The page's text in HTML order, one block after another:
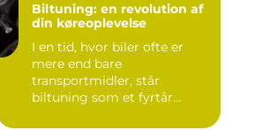
Biltuning: en revolution af
din køreoplevelse
I en tid, hvor biler ofte er
mere end bare
transportmidler, står
biltuning som et fyrtår...